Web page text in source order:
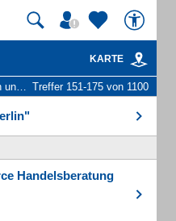
KARTE
Treffer 151-175 von 1100
Handelsberatung